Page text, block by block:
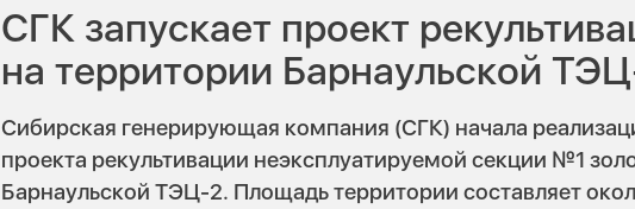
СГК запускает проект
на территории Барнаульской
Сибирская генерирующая компания (СГК) начала
проекта рекультивации неэксплуатируемой секции №1
Барнаульской ТЭЦ-2. Площадь территории составляет